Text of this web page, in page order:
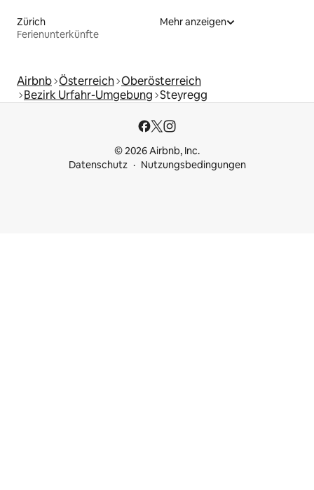
Zürich
Ferienunterkünfte
Mehr anzeigen
Airbnb Österreich Oberösterreich
Bezirk Urfahr-Umgebung Steyregg
© 2026 Airbnb, Inc.
Datenschutz
Nutzungsbedingungen